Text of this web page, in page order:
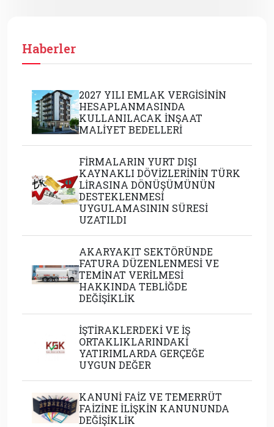
Haberler
2027 YILI EMLAK VERGİSİNİN
HESAPLANMASINDA
KULLANILACAK İNŞAAT
MALİYET BEDELLERİ
FİRMALARIN YURT DIŞI
KAYNAKLI DÖVİZLERİNİN TÜRK
LİRASINA DÖNÜŞÜMÜNÜN
DESTEKLENMESİ
UYGULAMASININ SÜRESİ
UZATILDI
AKARYAKIT SEKTÖRÜNDE
FATURA DÜZENLENMESİ VE
TEMİNAT VERİLMESİ
HAKKINDA TEBLİĞDE
DEĞİŞİKLİK
İŞTİRAKLERDEKİ VE İŞ
ORTAKLIKLARINDAKİ
YATIRIMLARDA GERÇEĞE
UYGUN DEĞER
KANUNİ FAİZ VE TEMERRÜT
FAİZİNE İLİŞKİN KANUNUNDA
DEĞİŞİKLİK